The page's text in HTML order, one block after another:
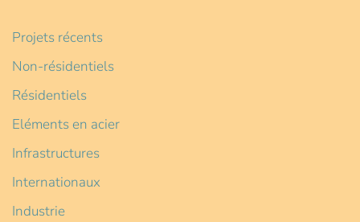
Projets récents
Non-résidentiels
Résidentiels
Eléments en acier
Infrastructures
Internationaux
Industrie